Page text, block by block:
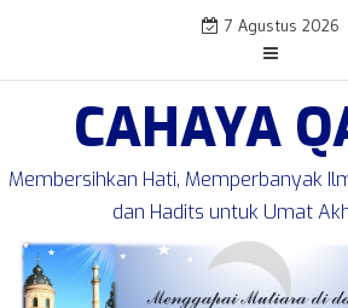
content
7 Agustus 2026
CAHAYA
Membersihkan Hati, Memperbanyak
dan Hadits untuk Umat